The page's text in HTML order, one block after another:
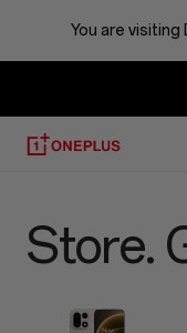
You are visiting
Offizieller
Laden
Store.